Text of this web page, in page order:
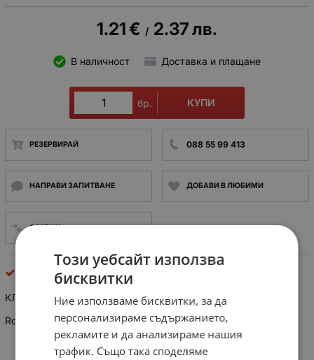
1.21€ / 2.37лв.
В наличност Доставка и плащане
бр. КУПИ
РЕЗЕРВИРАЙ 088 55 99 413
НАПРАВИ ЗАПИТВАНЕ ДОБАВИ В ЛЮБИМИ
СРАВНИ
ключове
КЛЮЧ MK-521 A/D 12V/15A ЧЕРВЕН
Rocker Switch w/AC Illuminated
Този уебсайт използва
бисквитки
Ние използваме бисквитки, за да
персонализираме съдържанието,
рекламите и да анализираме нашия
трафик. Също така споделяме